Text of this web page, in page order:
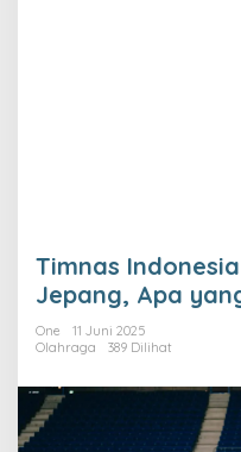
Timnas
Jepang, Apa
One
11 Juni 2025
Olahraga
389 Dilihat